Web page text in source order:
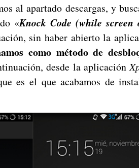
al apartado descargas, y
«Knock Code (while screen
sin haber abierto la
como método de
desde la aplicación
es el que acabamos de